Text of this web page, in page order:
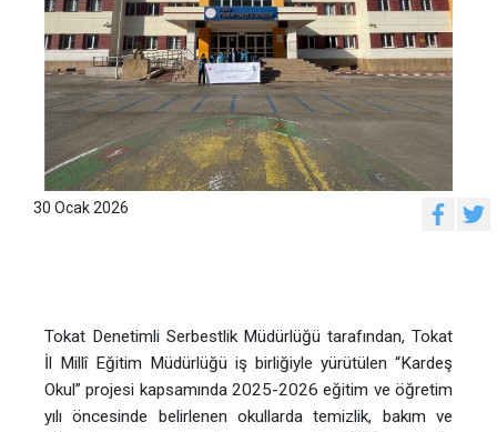
30 Ocak 2026
Tokat Denetimli Serbestlik Müdürlüğü tarafından, Tokat
İl Millî Eğitim Müdürlüğü iş birliğiyle yürütülen “Kardeş
Okul” projesi kapsamında 2025-2026 eğitim ve öğretim
yılı öncesinde belirlenen okullarda temizlik, bakım ve